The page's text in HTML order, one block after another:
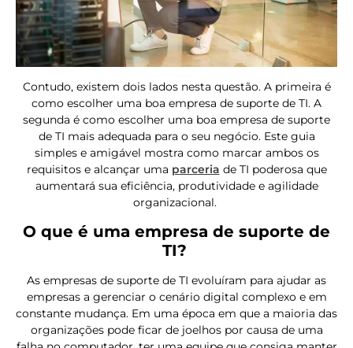
Contudo, existem dois lados nesta questão. A primeira é
como escolher uma boa empresa de suporte de TI. A
segunda é como escolher uma boa empresa de suporte
de TI mais adequada para o seu negócio. Este guia
simples e amigável mostra como marcar ambos os
requisitos e alcançar uma parceria de TI poderosa que
aumentará sua eficiência, produtividade e agilidade
organizacional.
O que é uma empresa de suporte de
TI?
As empresas de suporte de TI evoluíram para ajudar as
empresas a gerenciar o cenário digital complexo e em
constante mudança. Em uma época em que a maioria das
organizações pode ficar de joelhos por causa de uma